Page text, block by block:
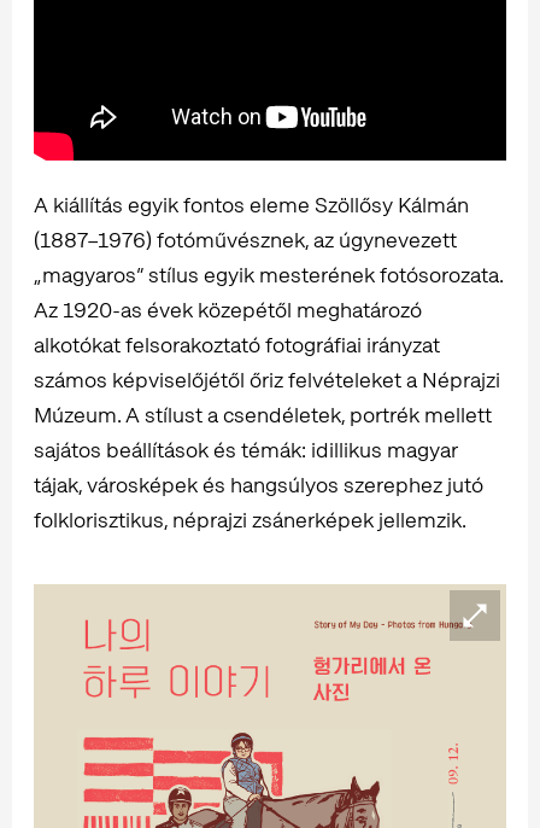
A kiállítás egyik fontos eleme Szöllősy Kálmán
(1887–1976) fotóművésznek, az úgynevezett
„magyaros” stílus egyik mesterének fotósorozata.
Az 1920-as évek közepétől meghatározó
alkotókat felsorakoztató fotográfiai irányzat
számos képviselőjétől őriz felvételeket a Néprajzi
Múzeum. A stílust a csendéletek, portrék mellett
sajátos beállítások és témák: idillikus magyar
tájak, városképek és hangsúlyos szerephez jutó
folklorisztikus, néprajzi zsánerképek jellemzik.